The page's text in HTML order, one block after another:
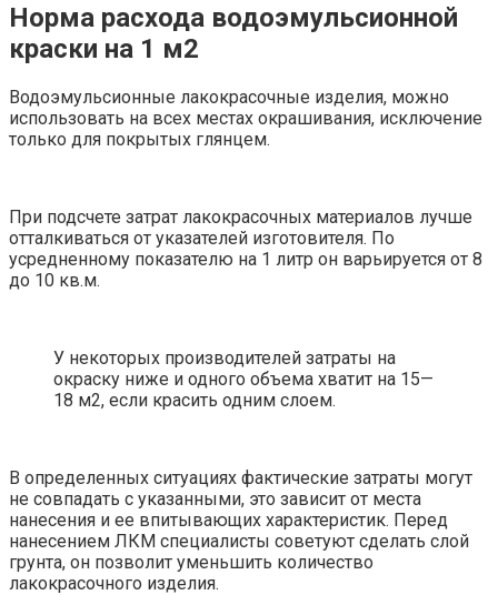
Норма расхода водоэмульсионной
краски на 1 м2
Водоэмульсионные лакокрасочные изделия, можно
использовать на всех местах окрашивания, исключение
только для покрытых глянцем.
При подсчете затрат лакокрасочных материалов лучше
отталкиваться от указателей изготовителя. По
усредненному показателю на 1 литр он варьируется от 8
до 10 кв.м.
У некоторых производителей затраты на
окраску ниже и одного объема хватит на 15—
18 м2, если красить одним слоем.
В определенных ситуациях фактические затраты могут
не совпадать с указанными, это зависит от места
нанесения и ее впитывающих характеристик. Перед
нанесением ЛКМ специалисты советуют сделать слой
грунта, он позволит уменьшить количество
лакокрасочного изделия.